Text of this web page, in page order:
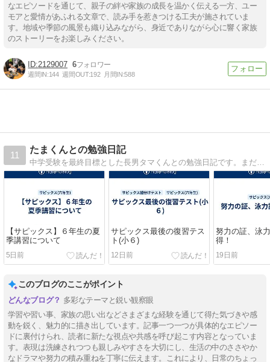
なエピソードを通じて、親子の絆や家族の成長を温かく伝える一方、ユー
モアと愛情があふれる文章で、読み手を惹きつける工夫が施されていま
す。地域や季節の風景も織り込みながら、身近でありながら心に響く家族
のストーリーをお楽しみください。
2129007 6
週間IN:144 週間OUT:192 月間IN:588
11
たまくんとの勉強日記
中学受験を最終目標とした長男タマくんとの勉強日記です。まだ低学年ですが、通塾などの習い事を通してタマくんの成長をご紹介しています。
【サピックス】６年生の夏
季講習について
5日前
サピックス最後の復習テス
ト(小６)
12日前
努力の証、泳
得！
19日前
このブログのここがポイント
多彩なテーマと鋭い観察眼
学習や習い事、家族の思い出などさまざまな経験を通じて得た気づきや感
動を鋭く、魅力的に描き出しています。記事一つ一つが具体的なエピソー
ドに裏付けられ、読者に新たな視点や共感を呼び起こす内容となっていま
す。表現は洗練されつつも親しみやすさを大切にし、生活の中のささやか
なドラマや努力の積み重ねを丁寧に伝えます。これにより、日常のちょっ